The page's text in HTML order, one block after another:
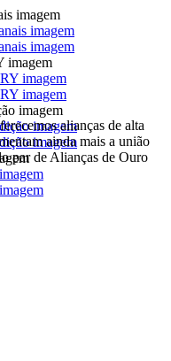
imagem
imagem
imagem
alianças de alta
ainda mais a união
par de Alianças de Ouro